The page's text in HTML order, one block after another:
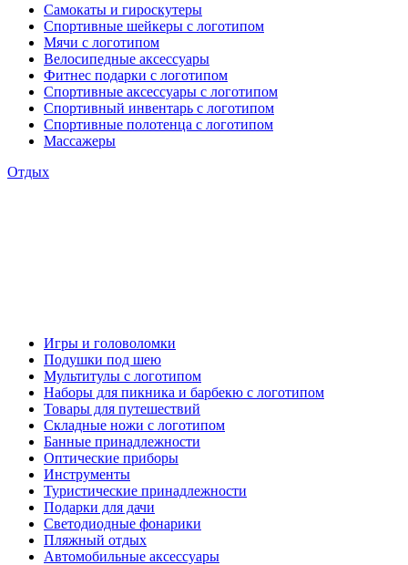
Самокаты и гироскутеры
Спортивные шейкеры с логотипом
Мячи с логотипом
Велосипедные аксессуары
Фитнес подарки с логотипом
Спортивные аксессуары с логотипом
Спортивный инвентарь с логотипом
Спортивные полотенца с логотипом
Массажеры
Отдых
Игры и головоломки
Подушки под шею
Мультитулы с логотипом
Наборы для пикника и барбекю с логотипом
Товары для путешествий
Складные ножи с логотипом
Банные принадлежности
Оптические приборы
Инструменты
Туристические принадлежности
Подарки для дачи
Светодиодные фонарики
Пляжный отдых
Автомобильные аксессуары